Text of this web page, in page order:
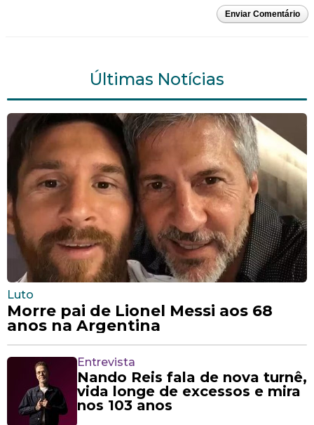
Enviar Comentário
Últimas Notícias
Luto
Morre pai de Lionel Messi aos 68
anos na Argentina
Entrevista
Nando Reis fala de nova turnê,
vida longe de excessos e mira
nos 103 anos